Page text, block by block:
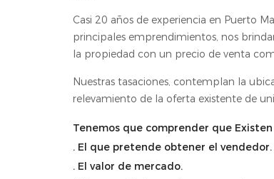
Casi 20 años de experiencia en Puerto
principales emprendimientos, nos
la propiedad con un precio de venta
Nuestras tasaciones, contemplan la
relevamiento de la oferta existente de
Tenemos que comprender que
. El que pretende obtener el vendedor.
. El valor de mercado.